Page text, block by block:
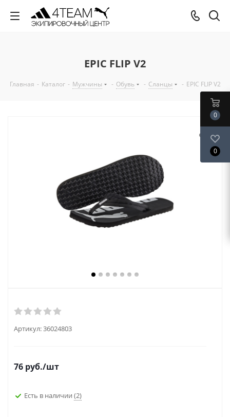
EPIC FLIP V2
Главная - Каталог - Мужчины - Обувь - Сланцы - EPIC FLIP V2
Артикул:36024803
76 руб./шт
Есть в наличии (2)
0
0